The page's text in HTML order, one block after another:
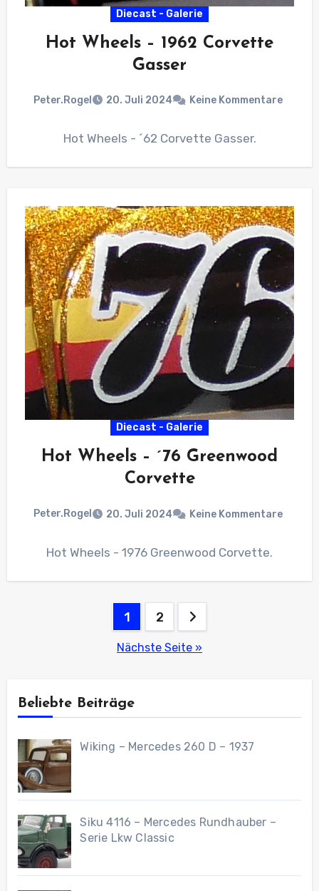
Diecast - Galerie
Hot Wheels – 1962 Corvette
Gasser
Peter.Rogel 20. Juli 2024 Keine Kommentare
Hot Wheels - ´62 Corvette Gasser.
Diecast - Galerie
Hot Wheels – ´76 Greenwood
Corvette
Peter.Rogel 20. Juli 2024 Keine Kommentare
Hot Wheels - 1976 Greenwood Corvette.
Seitennummerierung
1 2
Nächste Seite »
Beliebte Beiträge
Wiking – Mercedes 260 D – 1937
Siku 4116 – Mercedes Rundhauber –
Serie Lkw Classic